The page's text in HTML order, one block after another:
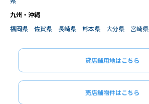
九州・沖縄
福岡県
佐賀県 長崎県 熊本県 大分県 宮崎県
貸店舗用地はこちら
売店舗物件はこちら